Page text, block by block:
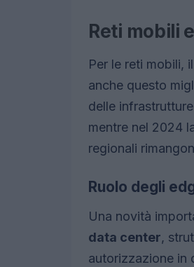
Reti mobili
Per le reti mobili,
anche questo
delle
mentre nel 2024
regionali
Ruolo degli
Una novità
data center,
autorizzazione in